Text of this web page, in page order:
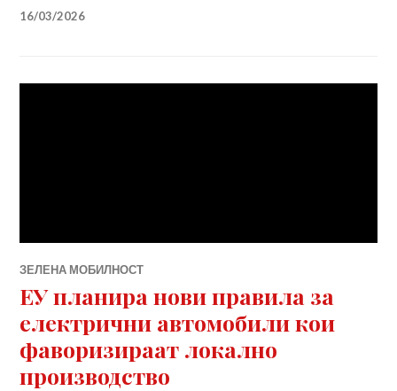
16/03/2026
ЗЕЛЕНА МОБИЛНОСТ
ЕУ планира нови правила за
електрични автомобили кои
фаворизираат локално
производство